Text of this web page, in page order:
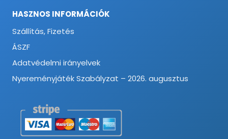
HASZNOS INFORMÁCIÓK
Szállítás, Fizetés
ÁSZF
Adatvédelmi irányelvek
Nyereményjáték Szabályzat – 2026. augusztus